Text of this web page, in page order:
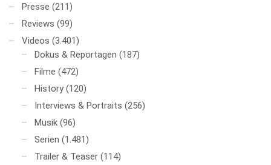
Presse (211)
Reviews (99)
Videos (3.401)
Dokus & Reportagen (187)
Filme (472)
History (120)
Interviews & Portraits (256)
Musik (96)
Serien (1.481)
Trailer & Teaser (114)